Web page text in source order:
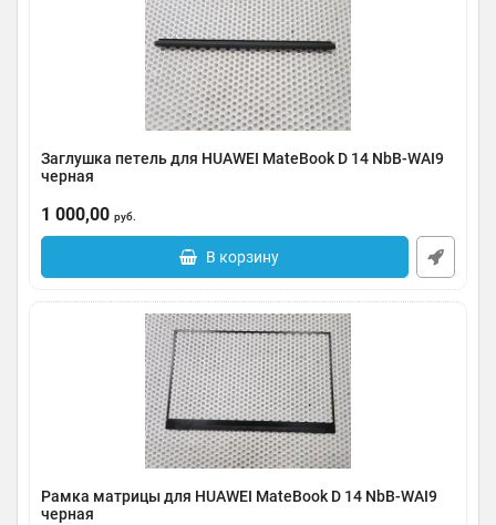
Заглушка петель для HUAWEI MateBook D 14 NbB-WAI9
черная
1 000,00 руб.
В корзину
Рамка матрицы для HUAWEI MateBook D 14 NbB-WAI9
черная